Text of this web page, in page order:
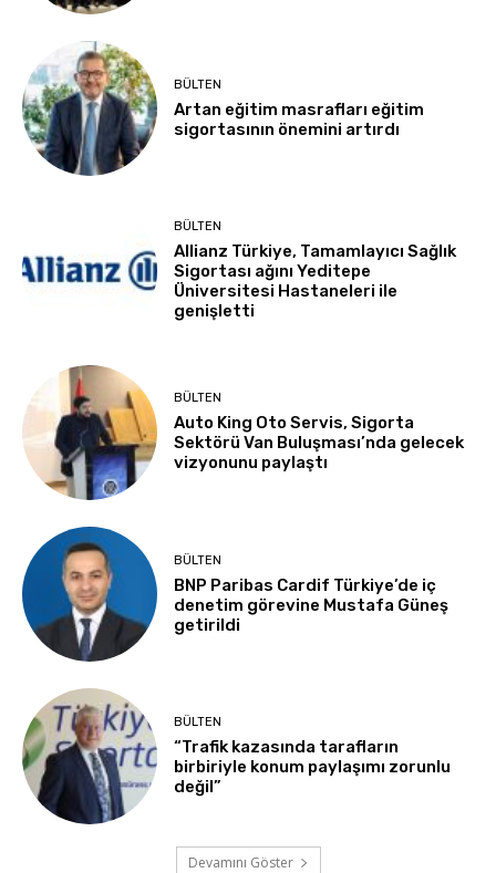
BÜLTEN
Artan eğitim masrafları eğitim
sigortasının önemini artırdı
BÜLTEN
Allianz Türkiye, Tamamlayıcı Sağlık
Sigortası ağını Yeditepe
Üniversitesi Hastaneleri ile
genişletti
BÜLTEN
Auto King Oto Servis, Sigorta
Sektörü Van Buluşması’nda gelecek
vizyonunu paylaştı
BÜLTEN
BNP Paribas Cardif Türkiye’de iç
denetim görevine Mustafa Güneş
getirildi
BÜLTEN
“Trafik kazasında tarafların
birbiriyle konum paylaşımı zorunlu
değil”
Devamını Göster